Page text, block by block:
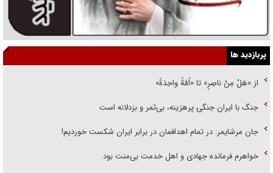
پربازدید ها
از «هَلْ مِنْ ناصِرٍ» تا «اُمَّةً واحِدَةً»
جنگ با ایران جنگی پرهزینه، بی‌ثمر و بزدلانه است
جان مرشایمر: در تمام اهدافمان در برابر ایران شکست خوردیم!
خواهرم فرمانده جهادی و اهل خدمت بی‌منت بود